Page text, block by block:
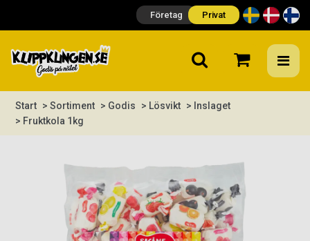
Företag Privat
Start > Sortiment > Godis > Lösvikt > Inslaget
> Fruktkola 1kg